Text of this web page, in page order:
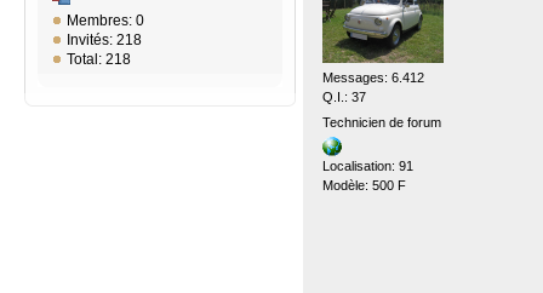
Membres: 0
Invités: 218
Total: 218
Messages: 6.412
Q.I.: 37
Technicien de forum
Localisation: 91
Modèle: 500 F